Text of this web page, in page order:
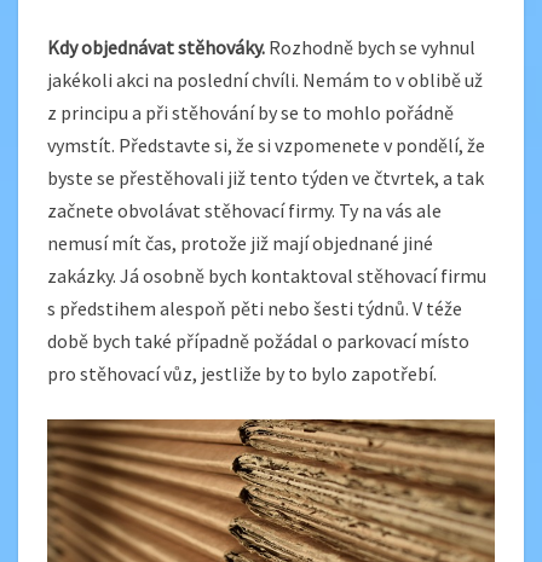
Kdy objednávat stěhováky. Rozhodně bych se vyhnul
jakékoli akci na poslední chvíli. Nemám to v oblibě už
z principu a při stěhování by se to mohlo pořádně
vymstít. Představte si, že si vzpomenete v pondělí, že
byste se přestěhovali již tento týden ve čtvrtek, a tak
začnete obvolávat stěhovací firmy. Ty na vás ale
nemusí mít čas, protože již mají objednané jiné
zakázky. Já osobně bych kontaktoval stěhovací firmu
s předstihem alespoň pěti nebo šesti týdnů. V téže
době bych také případně požádal o parkovací místo
pro stěhovací vůz, jestliže by to bylo zapotřebí.